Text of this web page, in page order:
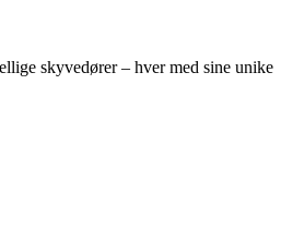
skyvedører – hver med sine unike